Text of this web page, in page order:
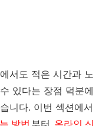
서도 적은 시간과 노
있다는 장점 덕분에
니다. 이번 섹션에서